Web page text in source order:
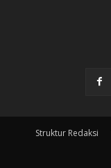
Struktur Redaksi